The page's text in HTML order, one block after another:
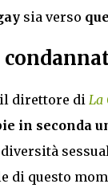
sia verso
direttore di La
in seconda
di questo